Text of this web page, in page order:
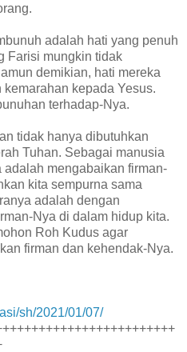
adalah hati yang penuh
Farisi mungkin tidak
demikian, hati mereka
kepada Yesus.
terhadap-Nya.
tidak hanya dibutuhkan
Tuhan. Sebagai manusia
adalah mengabaikan firman-
kita sempurna sama
adalah dengan
Nya di dalam hidup kita.
Roh Kudus agar
firman dan kehendak-Nya.
sh/2021/01/07/